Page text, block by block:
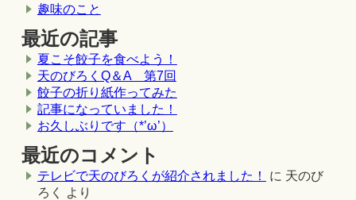
趣味のこと
最近の記事
夏こそ餃子を食べよう！
天のびろくQ＆A 第7回
餃子の折り紙作ってみた
記事になっていました！
お久しぶりです（*’ω’）
最近のコメント
テレビで天のびろくが紹介されました！ に 天のび
ろく
より